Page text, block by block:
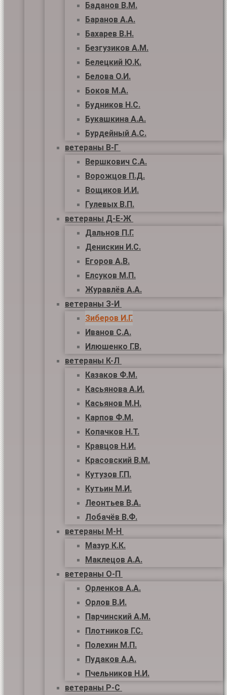
Баданов В.М.
Баранов А.А.
Бахарев В.Н.
Безгузиков А.М.
Белецкий Ю.К.
Белова О.И.
Боков М.А.
Будников Н.С.
Букашкина А.А.
Бурдейный А.С.
ветераны В-Г
Вершкович С.А.
Ворожцов П.Д.
Вощиков И.И.
Гулевых В.П.
ветераны Д-Е-Ж
Дальнов П.Г.
Денискин И.С.
Егоров А.В.
Елсуков М.П.
Журавлёв А.А.
ветераны З-И
Зиберов И.Г.
Иванов С.А.
Илюшенко Г.В.
ветераны К-Л
Казаков Ф.М.
Касьянова А.И.
Касьянов М.Н.
Карпов Ф.М.
Копачков Н.Т.
Кравцов Н.И.
Красовский В.М.
Кутузов Г.П.
Кутьин М.И.
Леонтьев В.А.
Лобачёв В.Ф.
ветераны М-Н
Мазур К.К.
Маклецов А.А.
ветераны О-П
Орленков А.А.
Орлов В.И.
Парчинский А.М.
Плотников Г.С.
Полехин М.П.
Пудаков А.А.
Пчельников Н.И.
ветераны Р-С